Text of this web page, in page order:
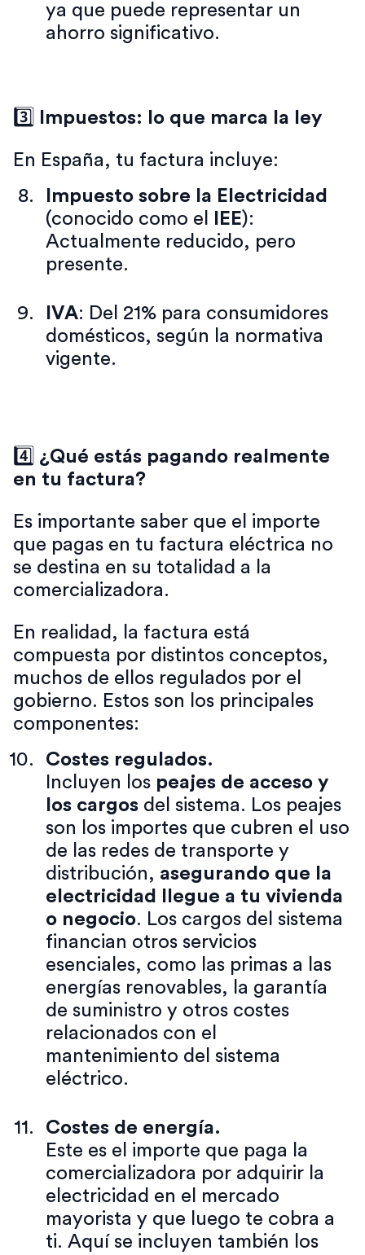
ya que puede representar un
ahorro significativo.
3️⃣ Impuestos: lo que marca la ley
En España, tu factura incluye:
Impuesto sobre la Electricidad
(conocido como el
IEE):
Actualmente reducido, pero
presente.
IVA: Del 21% para consumidores
domésticos, según la normativa
vigente.
4️⃣ ¿Qué estás pagando realmente
en tu factura?
Es importante saber que el importe
que pagas en tu factura eléctrica no
se destina en su totalidad a la
comercializadora.
En realidad, la factura está
compuesta por distintos conceptos,
muchos de ellos regulados por el
gobierno. Estos son los principales
componentes:
Costes regulados.
Incluyen los peajes de acceso y
los cargos del sistema. Los peajes
son los importes que cubren el uso
de las redes de transporte y
distribución, asegurando que la
electricidad llegue a tu vivienda
o negocio. Los cargos del sistema
financian otros servicios
esenciales, como las primas a las
energías renovables, la garantía
de suministro y otros costes
relacionados con el
mantenimiento del sistema
eléctrico.
Costes de energía.
Este es el importe que paga la
comercializadora por adquirir la
electricidad en el mercado
mayorista y que luego te cobra a
ti. Aquí se incluyen también los